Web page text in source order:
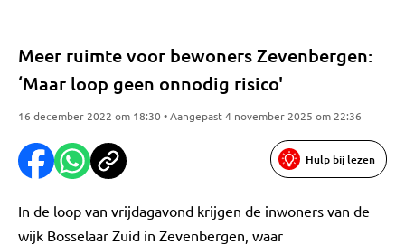
Meer ruimte voor bewoners Zevenbergen:
‘Maar loop geen onnodig risico'
16 december 2022 om 18:30 • Aangepast 4 november 2025 om 22:36
Hulp bij lezen
In de loop van vrijdagavond krijgen de inwoners van de
wijk Bosselaar Zuid in Zevenbergen, waar